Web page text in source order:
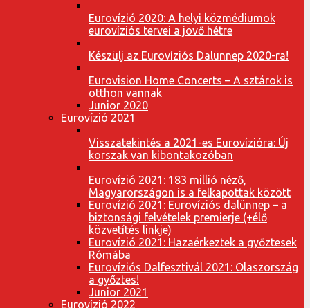
Eurovízió 2020: A helyi közmédiumok
eurovíziós tervei a jövő hétre
Készülj az Eurovíziós Dalünnep 2020-ra!
Eurovision Home Concerts – A sztárok is
otthon vannak
Junior 2020
Eurovízió 2021
Visszatekintés a 2021-es Eurovízióra: Új
korszak van kibontakozóban
Eurovízió 2021: 183 millió néző,
Magyarországon is a felkapottak között
Eurovízió 2021: Eurovíziós dalünnep – a
biztonsági felvételek premierje (+élő
közvetítés linkje)
Eurovízió 2021: Hazaérkeztek a győztesek
Rómába
Eurovíziós Dalfesztivál 2021: Olaszország
a győztes!
Junior 2021
Eurovízió 2022